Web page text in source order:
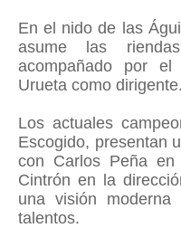
En el nido de las
asume las
acompañado por el
Urueta como dirigente.
Los actuales
Escogido, presentan
con Carlos Peña
Cintrón en la
una visión
talentos.